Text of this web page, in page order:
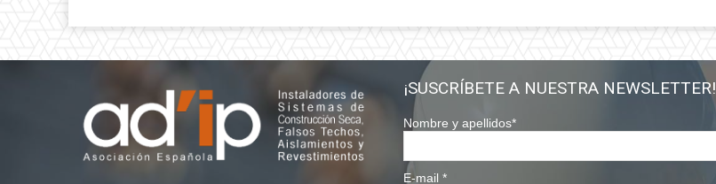
¡SUSCRÍBETE A NUESTRA NEWSLETTER!
Nombre y apellidos*
E-mail*